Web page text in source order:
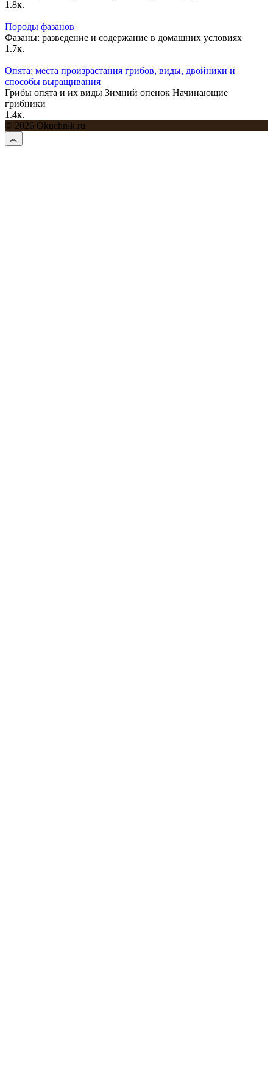
1.8к.
Породы фазанов
Фазаны: разведение и содержание в домашних условиях
1.7к.
Опята: места произрастания грибов, виды, двойники и
способы выращивания
Грибы опята и их виды Зимний опенок Начинающие
грибники
1.4к.
© 2026 Okuchnik.ru